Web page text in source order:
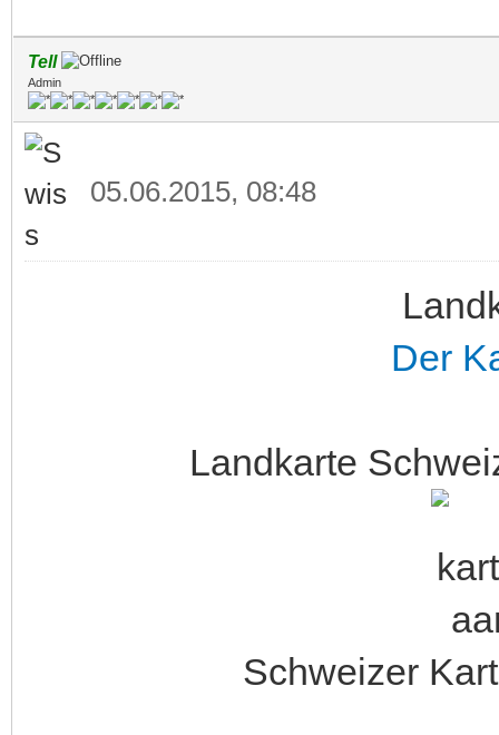
Tell
Admin
05.06.2015, 08:48
Der
Landkarte
Schweizer